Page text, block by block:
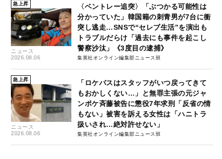
急上昇
ニュース
2026.08.06
〈ベントレー追突〉「ぶつかる可能性は
分かっていた」韓国籍の刺青男が7台に衝
突し逃走…SNSで“セレブ生活”を演出も
トラブルだらけ「過去にも事件を起こし
警察沙汰」《3度目の逮捕》
集英社オンライン編集部ニュース班
急上昇
ニュース
2026.08.06
「ロケバスはスタッフがいつ戻ってきて
もおかしくない…」と無罪主張の元ジャ
ンポケ斉藤被告に懲役7年求刑「反省の情
もない」被害を訴える女性は「ハニトラ
扱いされ…絶対許せない」
集英社オンライン編集部ニュース班